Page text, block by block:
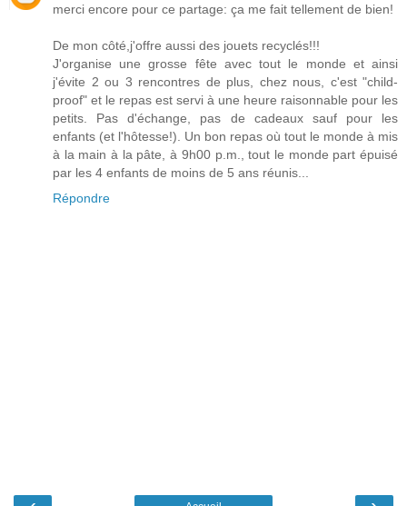
merci encore pour ce partage: ça me fait tellement de bien!
De mon côté,j'offre aussi des jouets recyclés!!!
J'organise une grosse fête avec tout le monde et ainsi
j'évite 2 ou 3 rencontres de plus, chez nous, c'est "child-
proof" et le repas est servi à une heure raisonnable pour les
petits. Pas d'échange, pas de cadeaux sauf pour les
enfants (et l'hôtesse!). Un bon repas où tout le monde à mis
à la main à la pâte, à 9h00 p.m., tout le monde part épuisé
par les 4 enfants de moins de 5 ans réunis...
Répondre